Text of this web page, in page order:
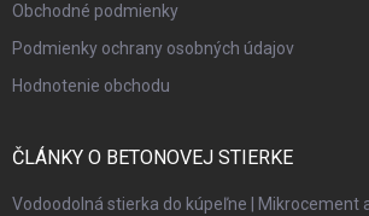
Obchodné podmienky
Podmienky ochrany osobných údajov
Hodnotenie obchodu
ČLÁNKY O BETONOVEJ STIERKE
Vodoodolná stierka do kúpeľne | Mikrocement